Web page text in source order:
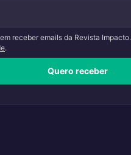
receber emails da Revista Impacto.
.
Quero receber